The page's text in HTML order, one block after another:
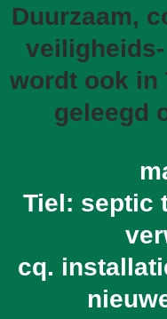
Duurzaam,
wordt ook in
geleegd
Tiel: septic
cq.